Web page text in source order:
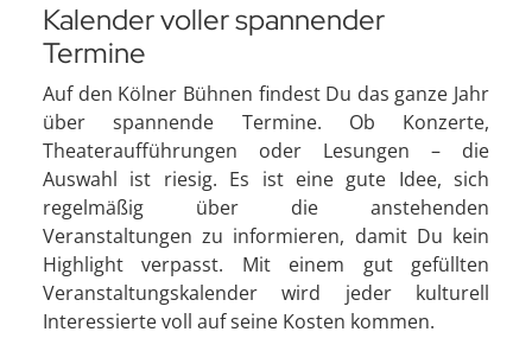
Kalender voller spannender
Termine
Auf den Kölner Bühnen findest Du das ganze Jahr
über spannende Termine. Ob Konzerte,
Theateraufführungen oder Lesungen – die
Auswahl ist riesig. Es ist eine gute Idee, sich
regelmäßig über die anstehenden
Veranstaltungen zu informieren, damit Du kein
Highlight verpasst. Mit einem gut gefüllten
Veranstaltungskalender wird jeder kulturell
Interessierte voll auf seine Kosten kommen.